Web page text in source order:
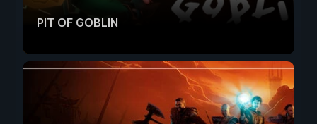
PIT OF GOBLIN